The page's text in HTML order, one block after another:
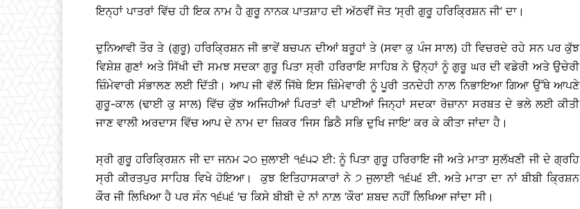
ਇਨ੍ਹਾਂ ਪਾਤਰਾਂ ਵਿੱਚ ਹੀ ਇਕ ਨਾਮ ਹੈ ਗੁਰੂ ਨਾਨਕ ਪਾਤਸ਼ਾਹ ਦੀ ਅੱਠਵੀਂ ਜੋਤ ‘ਸ੍ਰੀ ਗੁਰੂ ਹਰਿਕ੍ਰਿਸ਼ਨ ਜੀ’ ਦਾ।
ਦੁਨਿਆਵੀ ਤੌਰ ਤੇ (ਗੁਰੂ) ਹਰਿਕ੍ਰਿਸ਼ਨ ਜੀ ਭਾਵੇਂ ਬਚਪਨ ਦੀਆਂ ਬਰੂਹਾਂ ਤੇ (ਸਵਾ ਕੁ ਪੰਜ ਸਾਲ) ਹੀ ਵਿਚਰਦੇ ਰਹੇ ਸਨ ਪਰ ਕੁੱਝ
ਵਿਸ਼ੇਸ਼ ਗੁਣਾਂ ਅਤੇ ਸਿੱਖੀ ਦੀ ਸਮਝ ਸਦਕਾ ਗੁਰੂ ਪਿਤਾ ਸ੍ਰੀ ਹਰਿਰਾਇ ਸਾਹਿਬ ਨੇ ਉਨ੍ਹਾਂ ਨੂੰ ਗੁਰੂ ਘਰ ਦੀ ਵਡੇਰੀ ਅਤੇ ਉਚੇਰੀ
ਜ਼ਿੰਮੇਵਾਰੀ ਸੰਭਾਲਣ ਲਈ ਦਿੱਤੀ। ਆਪ ਜੀ ਵੱਲੋਂ ਜਿੱਥੇ ਇਸ ਜ਼ਿੰਮੇਵਾਰੀ ਨੂੰ ਪੂਰੀ ਤਨਦੇਹੀ ਨਾਲ ਨਿਭਾਇਆ ਗਿਆ ਉੱਥੇ ਆਪਣੇ
ਗੁਰੂ-ਕਾਲ (ਢਾਈ ਕੁ ਸਾਲ) ਵਿੱਚ ਕੁੱਝ ਅਜਿਹੀਆਂ ਪਿਰਤਾਂ ਵੀ ਪਾਈਆਂ ਜਿਨ੍ਹਾਂ ਸਦਕਾ ਰੋਜ਼ਾਨਾ ਸਰਬਤ ਦੇ ਭਲੇ ਲਈ ਕੀਤੀ
ਜਾਣ ਵਾਲੀ ਅਰਦਾਸ ਵਿੱਚ ਆਪ ਦੇ ਨਾਮ ਦਾ ਜ਼ਿਕਰ ‘ਜਿਸ ਡਿਠੈ ਸਭਿ ਦੁਖਿ ਜਾਇ’ ਕਰ ਕੇ ਕੀਤਾ ਜਾਂਦਾ ਹੈ।
ਸ੍ਰੀ ਗੁਰੂ ਹਰਿਕ੍ਰਿਸ਼ਨ ਜੀ ਦਾ ਜਨਮ ੨੦ ਜੁਲਾਈ ੧੬੫੨ ਈ: ਨੂੰ ਪਿਤਾ ਗੁਰੂ ਹਰਿਰਾਇ ਜੀ ਅਤੇ ਮਾਤਾ ਸੁਲੱਖਣੀ ਜੀ ਦੇ ਗ੍ਰਹਿ
ਸ੍ਰੀ ਕੀਰਤਪੁਰ ਸਾਹਿਬ ਵਿਖੇ ਹੋਇਆ। ਕੁਝ ਇਤਿਹਾਸਕਾਰਾਂ ਨੇ ੭ ਜੁਲਾਈ ੧੬੫੬ ਈ. ਅਤੇ ਮਾਤਾ ਦਾ ਨਾਂ ਬੀਬੀ ਕ੍ਰਿਸ਼ਨ
ਕੌਰ ਜੀ ਲਿਖਿਆ ਹੈ ਪਰ ਸੰਨ ੧੬੫੬ ’ਚ ਕਿਸੇ ਬੀਬੀ ਦੇ ਨਾਂ ਨਾਲ਼ ‘ਕੌਰ’ ਸ਼ਬਦ ਨਹੀਂ ਲਿਖਿਆ ਜਾਂਦਾ ਸੀ।